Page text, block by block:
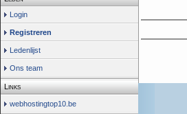
Login
Registreren
Ledenlijst
Ons team
Links
webhostingtop10.be